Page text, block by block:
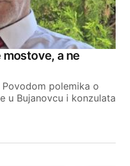
a ne
polemika o
u Bujanovcu i konzulata